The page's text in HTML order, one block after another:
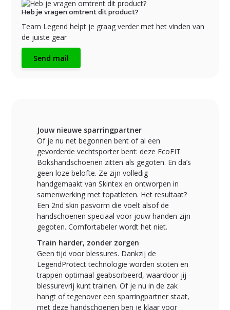
Heb je vragen omtrent dit product?
Team Legend helpt je graag verder met het vinden van
de juiste gear
Send mail
Jouw nieuwe sparringpartner
Of je nu net begonnen bent of al een
gevorderde vechtsporter bent: deze EcoFIT
Bokshandschoenen zitten als gegoten. En da’s
geen loze belofte. Ze zijn volledig
handgemaakt van Skintex en ontworpen in
samenwerking met topatleten. Het resultaat?
Een 2nd skin pasvorm die voelt alsof de
handschoenen speciaal voor jouw handen zijn
gegoten. Comfortabeler wordt het niet.
Train harder, zonder zorgen
Geen tijd voor blessures. Dankzij de
LegendProtect technologie worden stoten en
trappen optimaal geabsorbeerd, waardoor jij
blessurevrij kunt trainen. Of je nu in de zak
hangt of tegenover een sparringpartner staat,
met deze handschoenen ben je klaar voor